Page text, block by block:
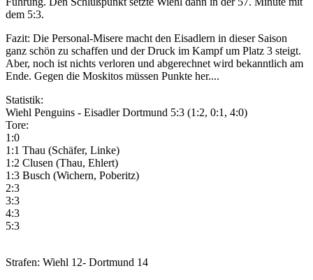
dem 5:3.
Fazit: Die Personal-Misere macht den Eisadlern in dieser Saison
ganz schön zu schaffen und der Druck im Kampf um Platz 3 steigt.
Aber, noch ist nichts verloren und abgerechnet wird bekanntlich am
Ende. Gegen die Moskitos müssen Punkte her....
Statistik:
Wiehl Penguins - Eisadler Dortmund 5:3 (1:2, 0:1, 4:0)
Tore:
1:0
1:1 Thau (Schäfer, Linke)
1:2 Clusen (Thau, Ehlert)
1:3 Busch (Wichern, Poberitz)
2:3
3:3
4:3
5:3
Strafen: Wiehl 12- Dortmund 14